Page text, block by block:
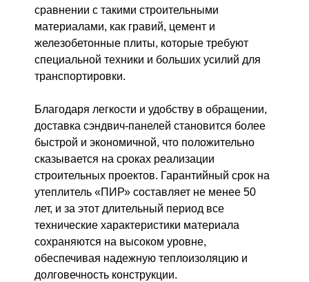
сравнении с такими строительными
материалами, как гравий, цемент и
железобетонные плиты, которые требуют
специальной техники и больших усилий для
транспортировки.
Благодаря легкости и удобству в обращении,
доставка сэндвич-панелей становится более
быстрой и экономичной, что положительно
сказывается на сроках реализации
строительных проектов. Гарантийный срок на
утеплитель «ПИР» составляет не менее 50
лет, и за этот длительный период все
технические характеристики материала
сохраняются на высоком уровне,
обеспечивая надежную теплоизоляцию и
долговечность конструкции.